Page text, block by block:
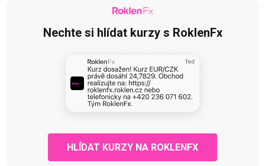
Nechte si hlídat kurzy s RoklenFx
HLÍDAT KURZY NA ROKLENFX